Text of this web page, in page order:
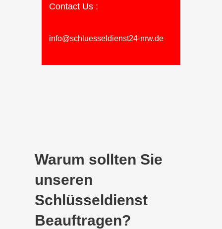
Contact Us :
info@schluesseldienst24-nrw.de
Warum sollten Sie
unseren
Schlüsseldienst
Beauftragen?